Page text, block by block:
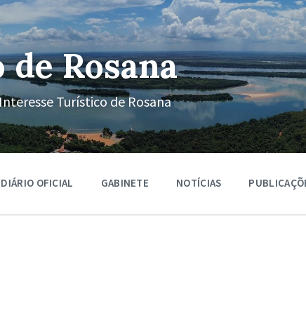
Rosana
Turístico de Rosana
DIÁRIO OFICIAL GABINETE NOTÍCIAS